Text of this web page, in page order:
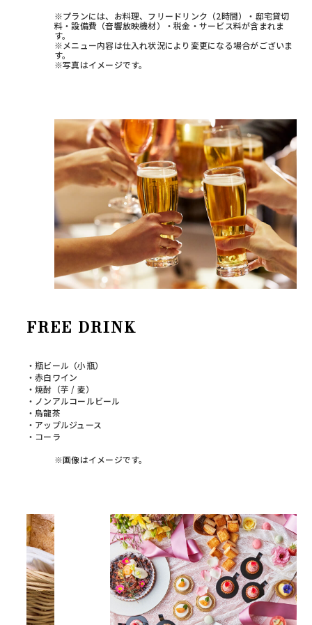
※プランには、お料理、フリードリンク（2時間）・邸宅貸切
料・設備費（音響放映機材）・税金・サービス料が含まれま
す。
※メニュー内容は仕入れ状況により変更になる場合がございま
す。
※写真はイメージです。
FREE DRINK
・瓶ビール（小瓶）
・赤白ワイン
・焼酎（芋 / 麦）
・ノンアルコールビール
・烏龍茶
・アップルジュース
・コーラ
※画像はイメージです。